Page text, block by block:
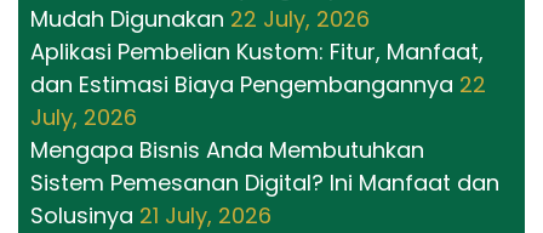
Mudah Digunakan 22 July, 2026
Aplikasi Pembelian Kustom: Fitur, Manfaat,
dan Estimasi Biaya Pengembangannya 22
July, 2026
Mengapa Bisnis Anda Membutuhkan
Sistem Pemesanan Digital? Ini Manfaat dan
Solusinya 21 July, 2026